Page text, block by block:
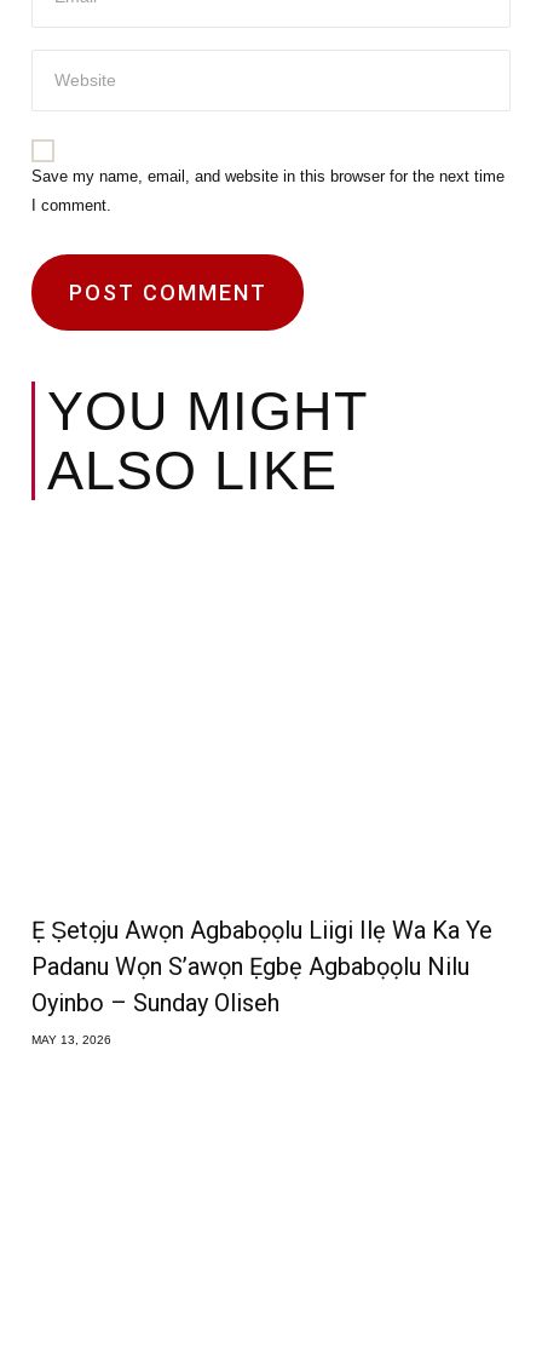
Save my name, email, and website in this browser for the next time
I comment.
YOU MIGHT
ALSO LIKE
Ẹ Ṣetọju Awọn Agbabọọlu Liigi Ilẹ Wa Ka Ye
Padanu Wọn S’awọn Ẹgbẹ Agbabọọlu Nilu
Oyinbo – Sunday Oliseh
MAY 13, 2026